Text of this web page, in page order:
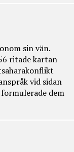
sin vän.
ritade kartan
vid sidan
dem